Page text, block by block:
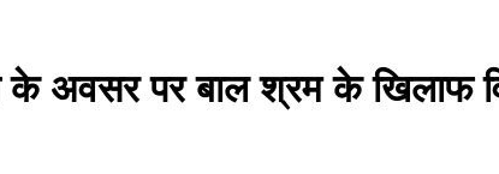
अवसर पर बाल श्रम के खिलाफ